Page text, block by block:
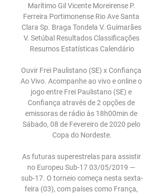
Marítimo Gil Vicente Moreirense P.
Ferreira Portimonense Rio Ave Santa
Clara Sp. Braga Tondela V. Guimarães
V. Setúbal Resultados Classificações
Resumos Estatísticas Calendário
Ouvir Frei Paulistano (SE) x Confiança
Ao Vivo. Acompanhe ao vivo e online o
jogo entre Frei Paulistano (SE) e
Confiança através de 2 opções de
emissoras de rádio às 18h00min de
Sábado, 08 de Fevereiro de 2020 pelo
Copa do Nordeste.
As futuras superestrelas para assistir
no Europeu Sub-17 03/05/2019 —
sub-17. O torneio começa nesta sexta-
feira (03), com países como França,